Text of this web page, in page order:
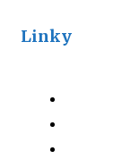
Linky